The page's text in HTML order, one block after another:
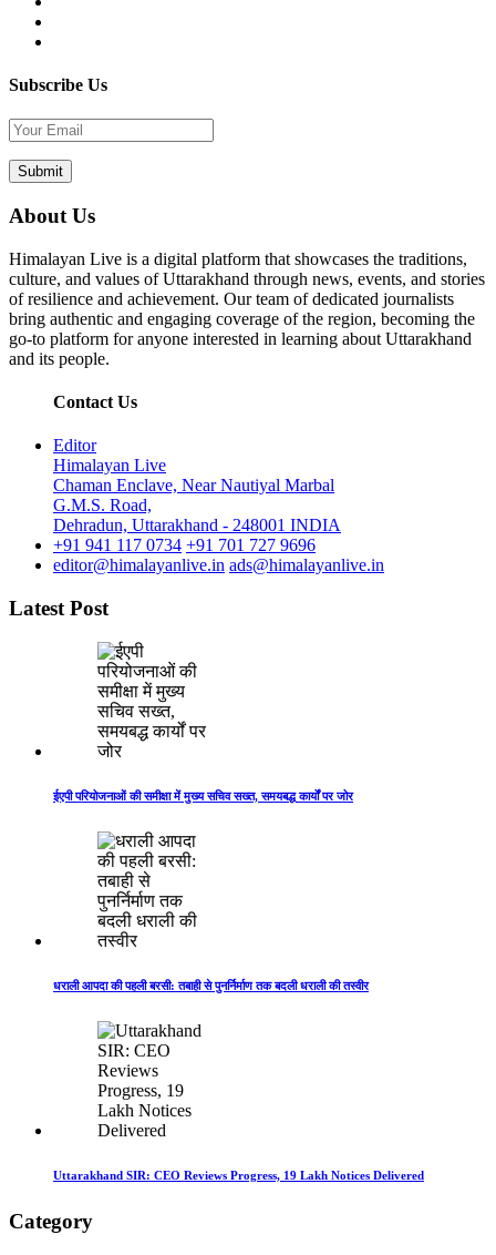
Subscribe Us
About Us
Himalayan Live is a digital platform that showcases the traditions,
culture, and values of Uttarakhand through news, events, and stories
of resilience and achievement. Our team of dedicated journalists
bring authentic and engaging coverage of the region, becoming the
go-to platform for anyone interested in learning about Uttarakhand
and its people.
Contact Us
Editor
Himalayan Live
Chaman Enclave, Near Nautiyal Marbal
G.M.S. Road,
Dehradun, Uttarakhand - 248001 INDIA
+91 941 117 0734 +91 701 727 9696
editor@himalayanlive.in ads@himalayanlive.in
Latest Post
ईएपी परियोजनाओं की समीक्षा में मुख्य सचिव सख्त, समयबद्ध कार्यों पर जोर
धराली आपदा की पहली बरसी: तबाही से पुनर्निर्माण तक बदली धराली की तस्वीर
Uttarakhand SIR: CEO Reviews Progress, 19 Lakh Notices Delivered
Category